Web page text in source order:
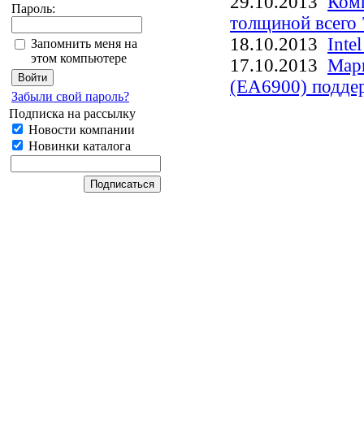
Пароль:
Запомнить меня на
этом компьютере
Забыли свой пароль?
Подписка на рассылку
Новости компании
Новинки каталога
толщиной
18.10.2013 Intel
17.10.2013
(EA6900)